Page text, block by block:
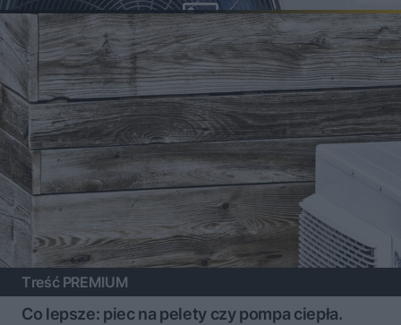
Treść PREMIUM
Co lepsze: piec na pelety czy pompa ciepła.